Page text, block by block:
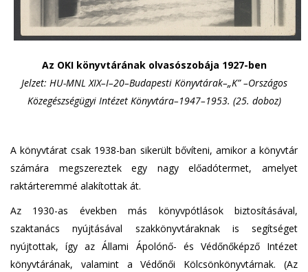
Az OKI könyvtárának olvasószobája 1927-ben
Jelzet: HU-MNL XIX–I–20–Budapesti Könyvtárak–„K” –Országos
Közegészségügyi Intézet Könyvtára–1947–1953. (25. doboz)
A könyvtárat csak 1938-ban sikerült bővíteni, amikor a könyvtár
számára megszereztek egy nagy előadótermet, amelyet
raktárteremmé alakítottak át.
Az 1930-as években más könyvpótlások biztosításával,
szaktanács nyújtásával szakkönyvtáraknak is segítséget
nyújtottak, így az Állami Ápolónő- és Védőnőképző Intézet
könyvtárának, valamint a Védőnői Kölcsönkönyvtárnak. (Az